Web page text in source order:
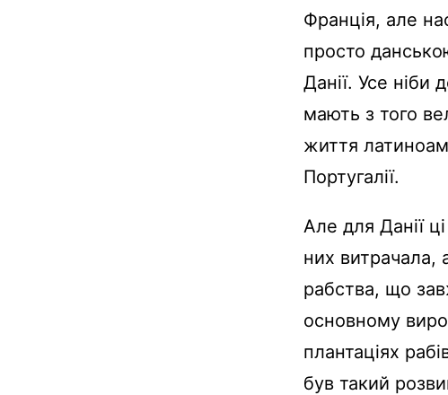
Франція, але
просто
Данії. Усе ніби
мають з того
життя
Португалії.
Але для Данії
них витрачала,
рабства, що
основному
плантаціях
був такий